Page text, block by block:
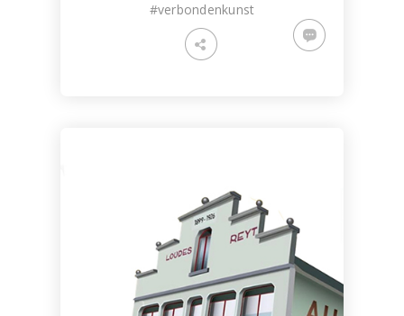
#verbondenkunst